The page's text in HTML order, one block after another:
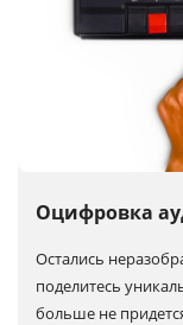
Оцифровка
Остались
поделитесь
больше не